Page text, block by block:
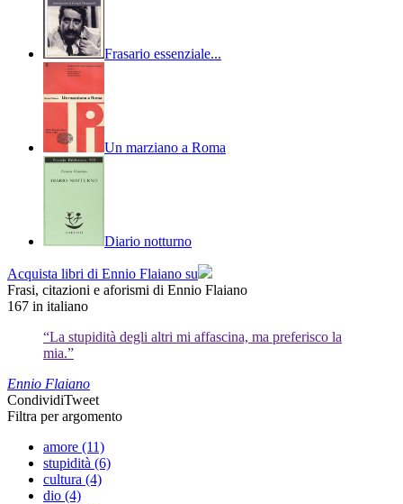
Frasario essenziale...
Un marziano a Roma
Diario notturno
Acquista libri di Ennio Flaiano su
Frasi, citazioni e aforismi di Ennio Flaiano
167 in italiano
“La stupidità degli altri mi affascina, ma preferisco la
mia.”
Ennio Flaiano
CondividiTweet
Filtra per argomento
amore (11)
stupidità (6)
cultura (4)
dio (4)